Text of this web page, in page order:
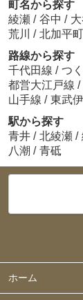
町名から探す
綾瀬 / 谷中 /
荒川 / 北加平町
路線から探す
千代田線 / つ
都営大江戸線 /
山手線 / 東武
駅から探す
青井 / 北綾瀬 /
八潮 / 青砥
ホーム